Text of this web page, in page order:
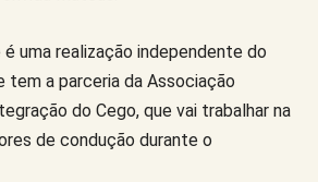
uma realização independente do
tem a parceria da Associação
do Cego, que vai trabalhar na
de condução durante o